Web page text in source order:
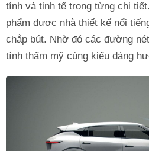
tính và tinh tế trong từng chi
phẩm được nhà thiết kế nổi
chắp bút. Nhờ đó các đường
tính thẩm mỹ cùng kiểu dáng